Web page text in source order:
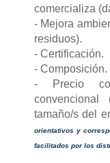
comercializa
- Mejora
residuos).
- Certificación.
- Composición.
- Precio
tamaño/s del
orientativos y
facilitados por los